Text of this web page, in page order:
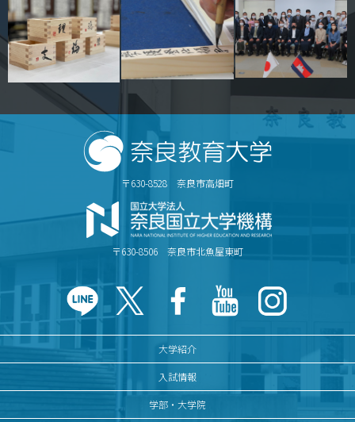
〒630-8528 奈良市高畑町
〒630-8506 奈良市北魚屋東町
大学紹介
入試情報
学部・大学院